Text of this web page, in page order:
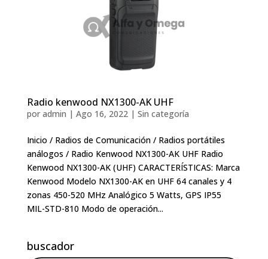
Radio kenwood NX1300-AK UHF
por admin | Ago 16, 2022| Sin categoría
Inicio / Radios de Comunicación / Radios portátiles
análogos / Radio Kenwood NX1300-AK UHF Radio
Kenwood NX1300-AK (UHF) CARACTERÍSTICAS: Marca
Kenwood Modelo NX1300-AK en UHF 64 canales y 4
zonas 450-520 MHz Analógico 5 Watts, GPS IP55
MIL-STD-810 Modo de operación...
buscador